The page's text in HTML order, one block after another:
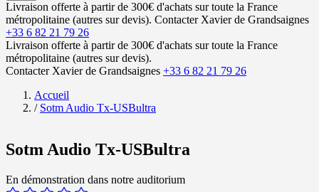
Livraison offerte à partir de 300€ d'achats sur toute la France
métropolitaine (autres sur devis). Contacter Xavier de Grandsaignes
+33 6 82 21 79 26
Livraison offerte à partir de 300€ d'achats sur toute la France
métropolitaine (autres sur devis).
Contacter Xavier de Grandsaignes +33 6 82 21 79 26
Accueil
/ Sotm Audio Tx-USBultra
Sotm Audio Tx-USBultra
En démonstration dans notre auditorium